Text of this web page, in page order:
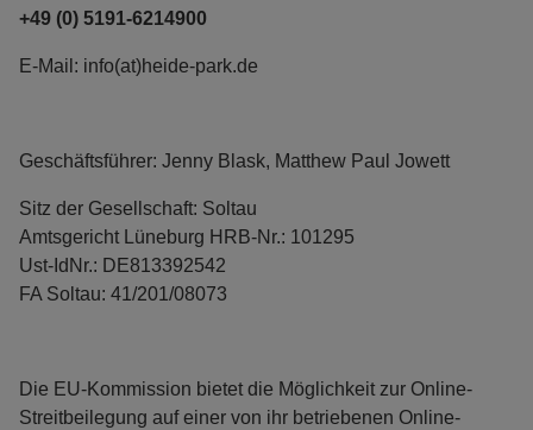
+49 (0) 5191-6214900
E-Mail: info(at)heide-park.de
Geschäftsführer: Jenny Blask, Matthew Paul Jowett
Sitz der Gesellschaft: Soltau
Amtsgericht Lüneburg HRB-Nr.: 101295
Ust-IdNr.: DE813392542
FA Soltau: 41/201/08073
Die EU-Kommission bietet die Möglichkeit zur Online-
Streitbeilegung auf einer von ihr betriebenen Online-